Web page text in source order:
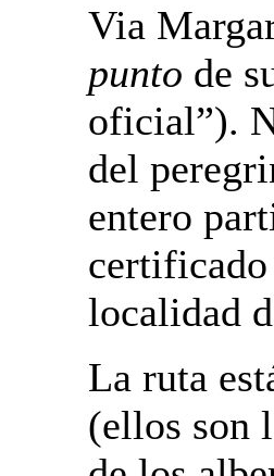
Via
punto de
oficial”).
del
entero
localidad
La ruta
(ellos son